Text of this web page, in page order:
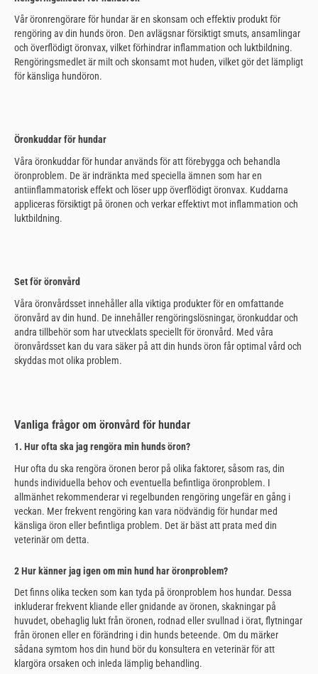
Vår öronrengörare för hundar är en skonsam och effektiv produkt för
rengöring av din hunds öron. Den avlägsnar försiktigt smuts, ansamlingar
och överflödigt öronvax, vilket förhindrar inflammation och luktbildning.
Rengöringsmedlet är milt och skonsamt mot huden, vilket gör det lämpligt
för känsliga hundöron.
Öronkuddar för hundar
Våra öronkuddar för hundar används för att förebygga och behandla
öronproblem. De är indränkta med speciella ämnen som har en
antiinflammatorisk effekt och löser upp överflödigt öronvax. Kuddarna
appliceras försiktigt på öronen och verkar effektivt mot inflammation och
luktbildning.
Set för öronvård
Våra öronvårdsset innehåller alla viktiga produkter för en omfattande
öronvård av din hund. De innehåller rengöringslösningar, öronkuddar och
andra tillbehör som har utvecklats speciellt för öronvård. Med våra
öronvårdsset kan du vara säker på att din hunds öron får optimal vård och
skyddas mot olika problem.
Vanliga frågor om öronvård för hundar
1. Hur ofta ska jag rengöra min hunds öron?
Hur ofta du ska rengöra öronen beror på olika faktorer, såsom ras, din
hunds individuella behov och eventuella befintliga öronproblem. I
allmänhet rekommenderar vi regelbunden rengöring ungefär en gång i
veckan. Mer frekvent rengöring kan vara nödvändig för hundar med
känsliga öron eller befintliga problem. Det är bäst att prata med din
veterinär om detta.
2 Hur känner jag igen om min hund har öronproblem?
Det finns olika tecken som kan tyda på öronproblem hos hundar. Dessa
inkluderar frekvent kliande eller gnidande av öronen, skakningar på
huvudet, obehaglig lukt från öronen, rodnad eller svullnad i örat, flytningar
från öronen eller en förändring i din hunds beteende. Om du märker
sådana symtom hos din hund bör du konsultera en veterinär för att
klargöra orsaken och inleda lämplig behandling.